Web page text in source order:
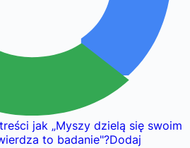
jak „Myszy dzielą się swoim
to badanie"?Dodaj